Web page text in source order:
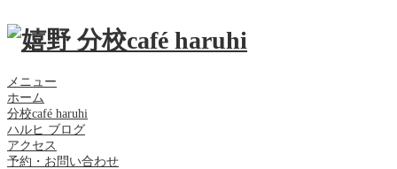
メニュー
ホーム
分校café haruhi
ハルヒ ブログ
アクセス
予約・お問い合わせ